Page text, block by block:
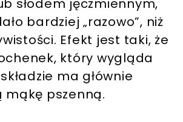
słodem jęczmiennym,
bardziej „razowo”, niż
Efekt jest taki, że
który wygląda
ma głównie
mąkę pszenną.